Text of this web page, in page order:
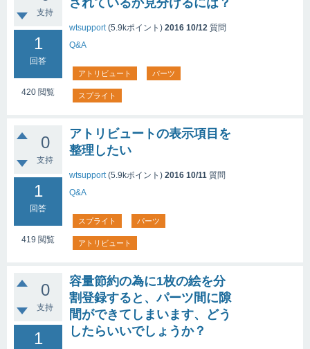
支持
1
回答
420 閲覧
されているか見分けるには？
wtsupport (5.9kポイント) 2016 10/12 質問
Q&A
アトリビュート パーツ
スプライト
0
支持
1
回答
419 閲覧
アトリビュートの表示項目を
整理したい
wtsupport (5.9kポイント) 2016 10/11 質問
Q&A
スプライト パーツ
アトリビュート
0
支持
1
容量節約の為に1枚の絵を分
割登録すると、パーツ間に隙
間ができてしまいます、どう
したらいいでしょうか？